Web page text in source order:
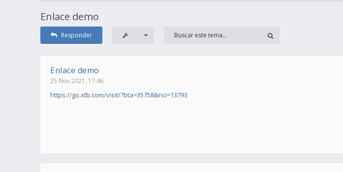
Enlace demo
Responder
Enlace demo
25 Nov 2021, 17:46
https://go.xtb.com/visit/?bta=35758&nci=13793